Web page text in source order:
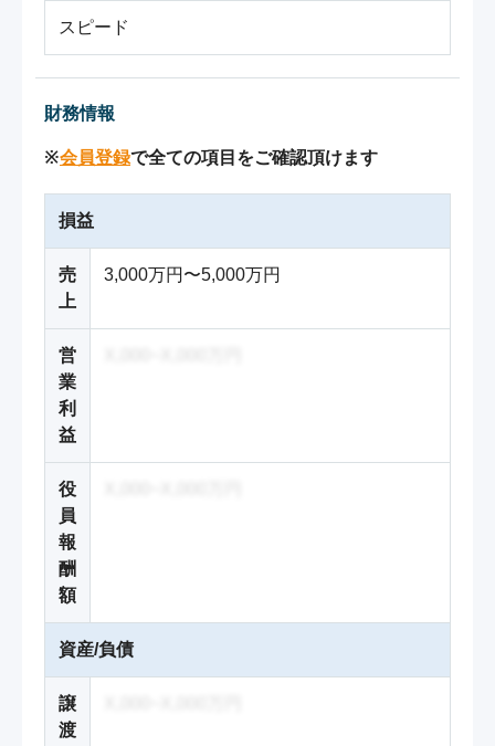
スピード
財務情報
※会員登録で全ての項目をご確認頂けます
損益
売
上
3,000万円〜5,000万円
営
業
利
益
役
員
報
酬
額
資産/負債
譲
渡